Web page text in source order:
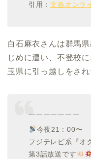
引用：文春オンラ
白石麻衣さんは群馬
じめに遭い、不登校
玉県に引っ越しをされ
￣￣￣￣￣￣￣
今夜21：00〜
フジテレビ系『オ
第3話放送です